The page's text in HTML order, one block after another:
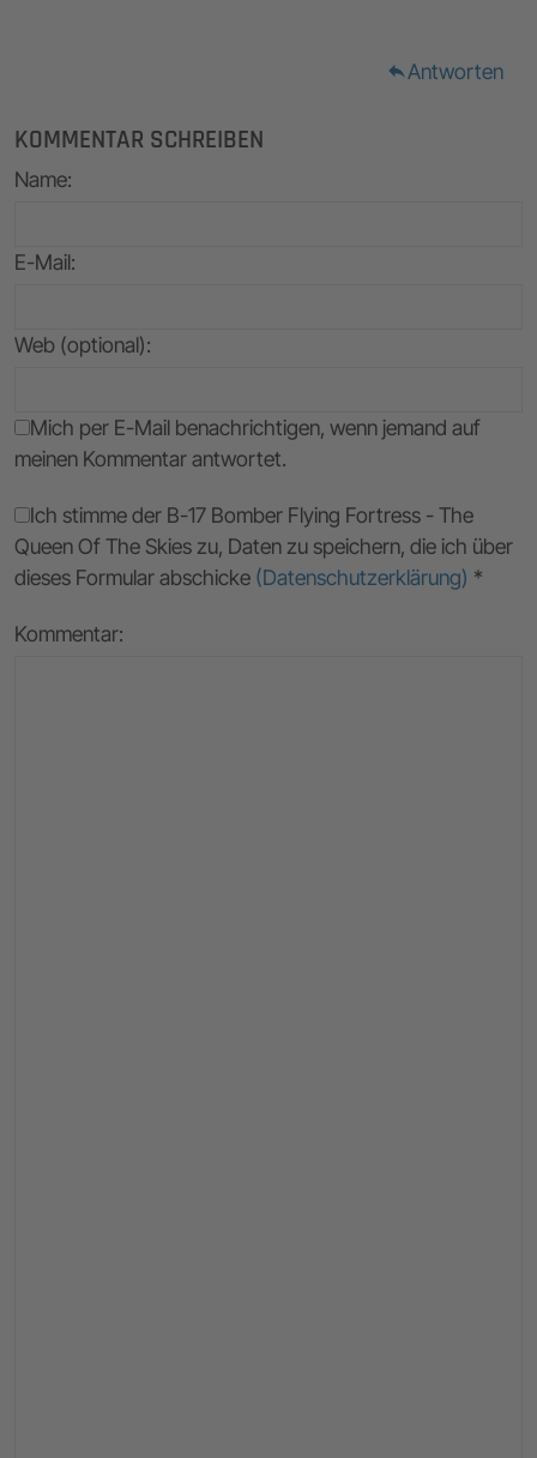
replyAntworten
KOMMENTAR SCHREIBEN
Name:
E-Mail:
Web (optional):
Mich per E-Mail benachrichtigen, wenn jemand auf
meinen Kommentar antwortet.
Ich stimme der B-17 Bomber Flying Fortress - The
Queen Of The Skies zu, Daten zu speichern, die ich über
dieses Formular abschicke (Datenschutzerklärung) *
Kommentar: